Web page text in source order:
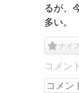
るが、
多い。
ナイ
コメン